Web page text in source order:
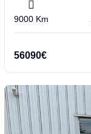
9000 Km
56090€